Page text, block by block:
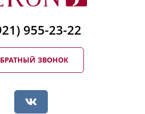
955-23-22
ЗВОНОК